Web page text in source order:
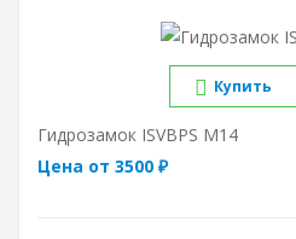
Купить
Гидрозамок ISVBPS M14
Цена от 3500 ₽